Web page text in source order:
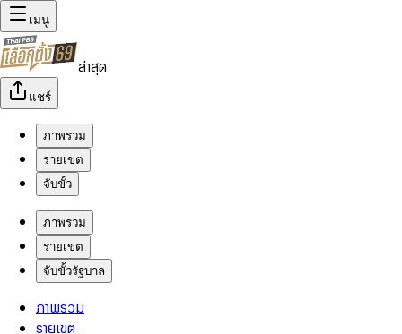
เมนู
ล่าสุด
แชร์
ภาพรวม
รายเขต
จับขั้ว
ภาพรวม
รายเขต
จับขั้วรัฐบาล
ภาพรวม
รายเขต